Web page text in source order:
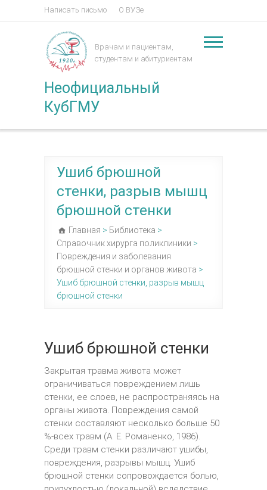
Написать письмо О ВУЗе
Неофициальный
КубГМУ
Врачам и пациентам,
студентам и абитуриентам
Ушиб брюшной
стенки, разрыв мышц
брюшной стенки
Главная > Библиотека >
Справочник хирурга поликлиники >
Повреждения и заболевания
брюшной стенки и органов живота >
Ушиб брюшной стенки, разрыв мышц
брюшной стенки
Ушиб брюшной стенки
Закрытая травма живота может
ограничиваться повреждением лишь
стенки, ее слоев, не распространяясь на
органы живота. Повреждения самой
стенки составляют несколько больше 50
%-всех травм (А. Е. Романенко, 1986).
Среди травм стенки различают ушибы,
повреждения, разрывы мышц. Ушиб
брюшной стенки сопровождается болью,